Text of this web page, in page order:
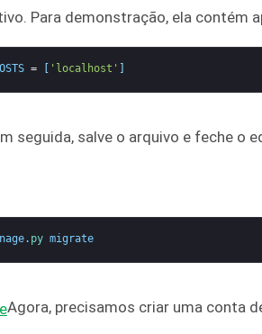
Para demonstração, ela contém
= 'localhost'
seguida, salve o arquivo e feche o
. py migrate
Agora, precisamos criar uma conta